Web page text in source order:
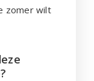
zomer wilt